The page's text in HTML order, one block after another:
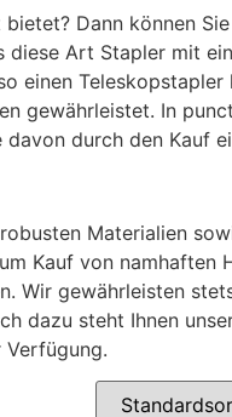
Dann können
Art Stapler mit
einen Teleskopstapler
gewährleistet. In
durch den Kauf
Materialien
Kauf von namhaften
Wir gewährleisten
dazu steht Ihnen